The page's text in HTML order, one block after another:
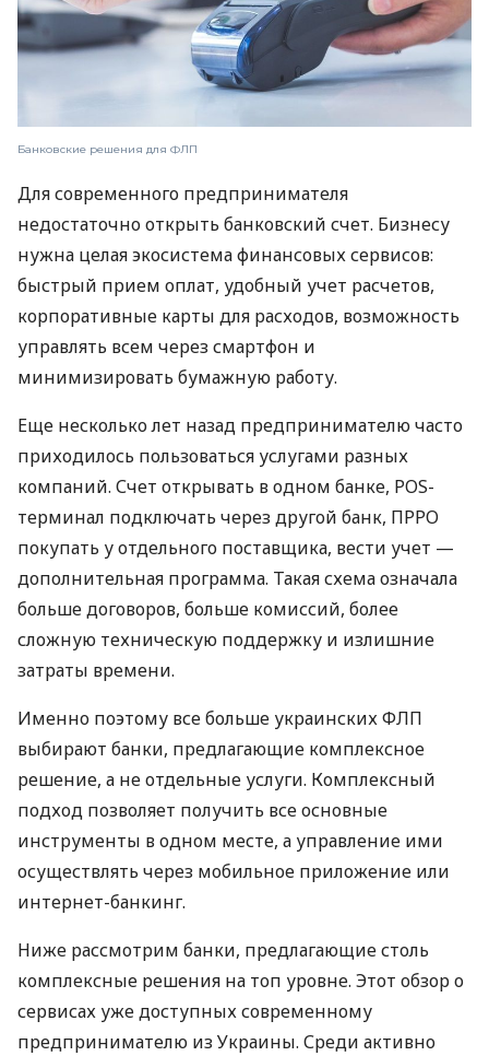
Банковские решения для ФЛП
Для современного предпринимателя
недостаточно открыть банковский счет. Бизнесу
нужна целая экосистема финансовых сервисов:
быстрый прием оплат, удобный учет расчетов,
корпоративные карты для расходов, возможность
управлять всем через смартфон и
минимизировать бумажную работу.
Еще несколько лет назад предпринимателю часто
приходилось пользоваться услугами разных
компаний. Счет открывать в одном банке, POS-
терминал подключать через другой банк, ПРРО
покупать у отдельного поставщика, вести учет —
дополнительная программа. Такая схема означала
больше договоров, больше комиссий, более
сложную техническую поддержку и излишние
затраты времени.
Именно поэтому все больше украинских ФЛП
выбирают банки, предлагающие комплексное
решение, а не отдельные услуги. Комплексный
подход позволяет получить все основные
инструменты в одном месте, а управление ими
осуществлять через мобильное приложение или
интернет-банкинг.
Ниже рассмотрим банки, предлагающие столь
комплексные решения на топ уровне. Этот обзор о
сервисах уже доступных современному
предпринимателю из Украины. Среди активно